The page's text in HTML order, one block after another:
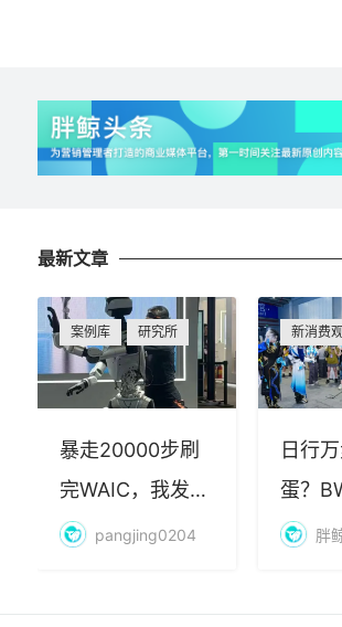
最新文章
案例库 研究所
暴走20000步刷
完WAIC，我发现
AI最赚钱的不是
pangjing0204
新消费
日行
蛋？
朝圣，
胖